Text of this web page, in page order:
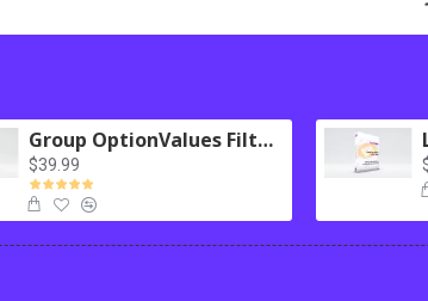
Group OptionValues Filter/ColorDial for Journal 3x OC 3.x
$39.99